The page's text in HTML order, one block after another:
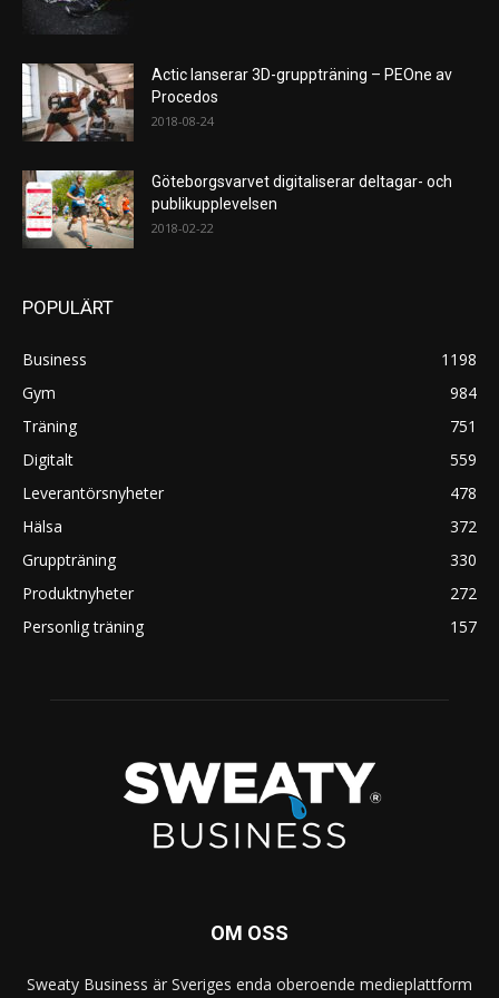
Actic lanserar 3D-gruppträning – PEOne av
Procedos
2018-08-24
Göteborgsvarvet digitaliserar deltagar- och
publikupplevelsen
2018-02-22
POPULÄRT
Business
1198
Gym
984
Träning
751
Digitalt
559
Leverantörsnyheter
478
Hälsa
372
Gruppträning
330
Produktnyheter
272
Personlig träning
157
OM OSS
Sweaty Business är Sveriges enda oberoende medieplattform